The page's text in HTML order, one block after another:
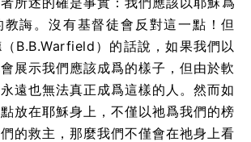
誨。沒有基督徒會反對這一點！但
B.B.Warfield）的話說，如果我們以
展示我們應該成爲的樣子，但由於軟
遠也無法真正成爲這樣的人。然而如
放在耶穌身上，不僅以祂爲我們的榜
的救主，那麼我們不僅會在祂身上看